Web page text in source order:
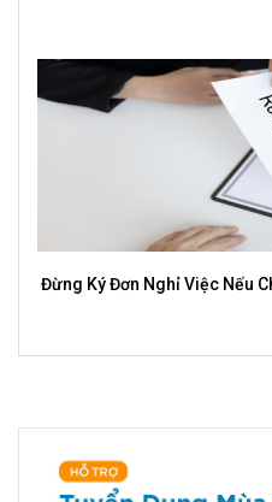
Đừng Ký Đơn Nghỉ Việc Nếu